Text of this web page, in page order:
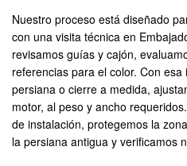
Nuestro proceso está diseñado
con una visita técnica en
revisamos guías y cajón,
referencias para el color. Con
persiana o cierre a medida,
motor, al peso y ancho
de instalación, protegemos la
la persiana antigua y verificamos